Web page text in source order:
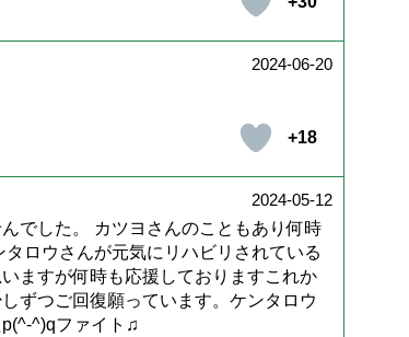
2024-06-20
+18
2024-05-12
でした。 カツヨさんのこともあり何時
ロウさんが元気にリハビリされている
ますが何時も応援しておりますこれか
ずつご回復願っています。ケンタロウ
^)qファイト♫